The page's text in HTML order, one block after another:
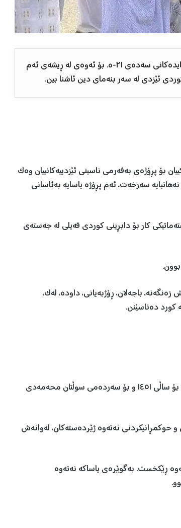
ئەمڕۆ دەیەمین ساڵڕۆژی یەکێک لە گەورەترین و دڕندانەترین جینۆسایدەکانی سەدەی ٢١-ه. بۆ ئەوەی لە ڕیشەی ئەم
ئێزدی لە سەر بنەمای دین ئاشنا بین.
واژۆیەکییان بۆ پڕۆژەی بەفەرمی ناسینی ئێزدییەکانییان وەک
سەرخەت، ئەم پڕۆژە یاسایە بەئاسانی
کار بۆ دابڕینی کوردی فەیلی لە جەستەی
باجەلان، ڕۆژبەیانی، داودە، لەک،
کورد دەناسێنن.
ڕیشەی هەوڵی دابڕینی کوردی ئێزدی لە کوردی موسوڵمان دەگەڕێتەوە بۆ ساڵی ١٤٥١ و بۆ سەردەمی سوڵتان محەمەدی
و حوکمڕانیکردنی نەتەوە ژێردەستەکان، لەوانەش
ڕێکخست. بەگوێرەی یاساکە نەتەوە